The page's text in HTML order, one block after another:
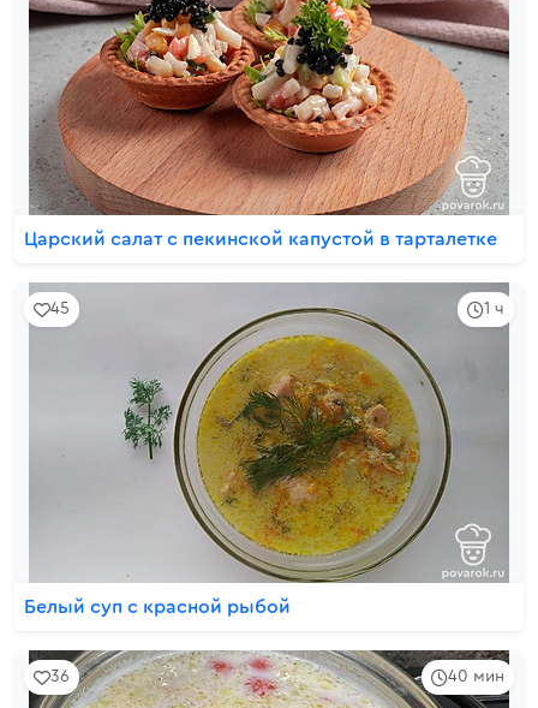
Царский салат с пекинской капустой в тарталетке
1 ч
45
Белый суп с красной рыбой
40 мин
36